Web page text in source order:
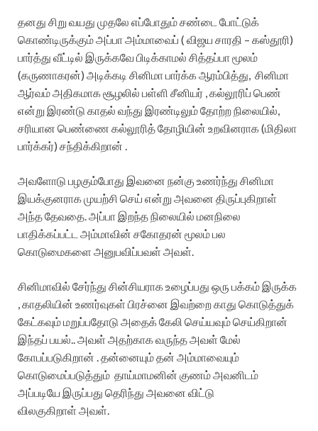
தனது சிறு வயது முதலே எப்போதும் சண்டை போட்டுக்
கொண்டிருக்கும் அப்பா அம்மாவைப் ( விஜய சாரதி – கஸ்தூரி)
பார்த்து வீட்டில் இருக்கவே பிடிக்காமல் சித்தப்பா மூலம்
(கருணாகரன்) அடிக்கடி சினிமா பார்க்க ஆரம்பித்து, சினிமா
ஆர்வம் அதிகமாக சூழலில் பள்ளி சீனியர் , கல்லூரிப் பெண்
என்று இரண்டு காதல் வந்து இரண்டிலும் தோற்ற நிலையில்,
சரியான பெண்ணை கல்லூரித் தோழியின் உறவினராக (மிதிலா
பார்க்கர்) சந்திக்கிறான் .
அவளோடு பழகும்போது இவனை நன்கு உணர்ந்து சினிமா
இயக்குனராக முயற்சி செய் என்று அவனை திருப்புகிறாள்
அந்த தேவதை. அப்பா இறந்த நிலையில் மனநிலை
பாதிக்கப்பட்ட அம்மாவின் சகோதரன் மூலம் பல
கொடுமைகளை அனுபவிப்பவள் அவள்.
சினிமாவில் சேர்ந்து சின்சியராக உழைப்பது ஒரு பக்கம் இருக்க
, காதலியின் உணர்வுகள் பிரச்னை இவற்றை காது கொடுத்துக்
கேட்கவும் மறுப்பதோடு அதைக் கேலி செய்யவும் செய்கிறான்
இந்தப் பயல்.. அவள் அதற்காக வருந்த அவள் மேல்
கோபப்படுகிறான் . தன்னையும் தன் அம்மாவையும்
கொடுமைப்படுத்தும் தாய்மாமனின் குணம் அவனிடம்
அப்படியே இருப்பது தெரிந்து அவனை விட்டு
விலகுகிறாள் அவள்.